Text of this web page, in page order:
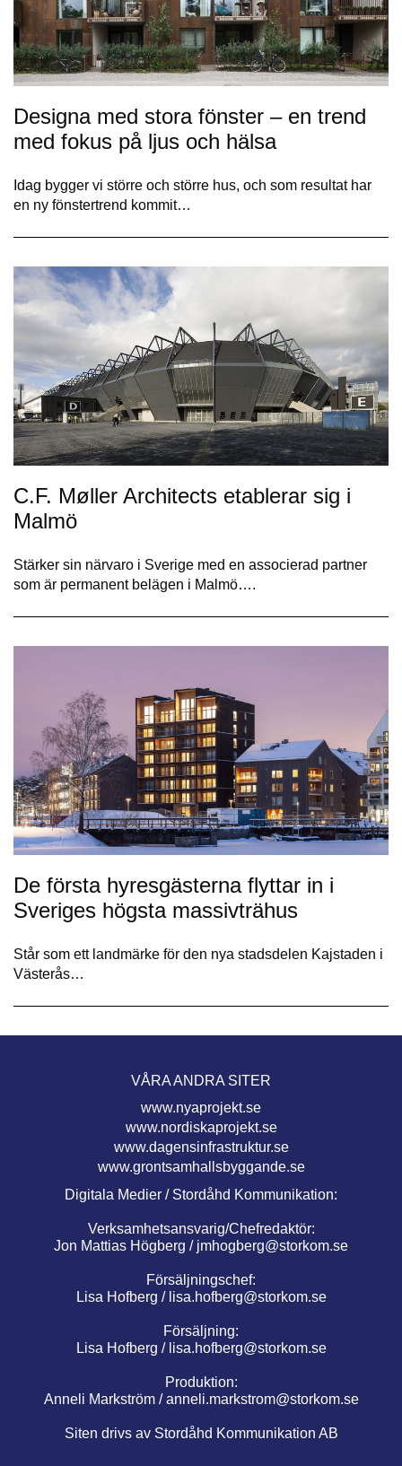
Designa med stora fönster – en trend
med fokus på ljus och hälsa
Idag bygger vi större och större hus, och som resultat har
en ny fönstertrend kommit…
C.F. Møller Architects etablerar sig i
Malmö
Stärker sin närvaro i Sverige med en associerad partner
som är permanent belägen i Malmö….
De första hyresgästerna flyttar in i
Sveriges högsta massivträhus
Står som ett landmärke för den nya stadsdelen Kajstaden i
Västerås…
VÅRA ANDRA SITER
www.nyaprojekt.se
www.nordiskaprojekt.se
www.dagensinfrastruktur.se
www.grontsamhallsbyggande.se
Digitala Medier / Stordåhd Kommunikation:
Verksamhetsansvarig/Chefredaktör:
Jon Mattias Högberg / jmhogberg@storkom.se
Försäljningschef:
Lisa Hofberg / lisa.hofberg@storkom.se
Försäljning:
Lisa Hofberg / lisa.hofberg@storkom.se
Produktion:
Anneli Markström /anneli.markstrom@storkom.se
Siten drivs av Stordåhd Kommunikation AB